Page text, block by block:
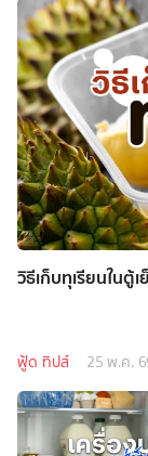
วิธีเก็บทุเรียนในตู้
ฟู้ด ทิปส์ 25 พ.ค.